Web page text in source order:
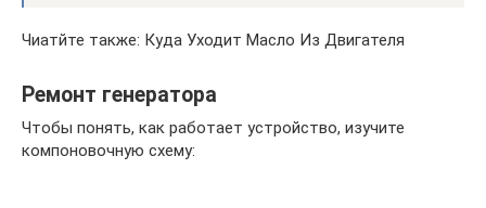
Чиатйте также: Куда Уходит Масло Из Двигателя
Ремонт генератора
Чтобы понять, как работает устройство, изучите
компоновочную схему: